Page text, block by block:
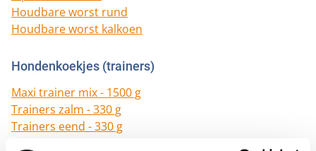
Houdbare worst rund
Houdbare worst kalkoen
Hondenkoekjes (trainers)
Maxi trainer mix - 1500 g
Trainers zalm - 330 g
Trainers eend - 330 g